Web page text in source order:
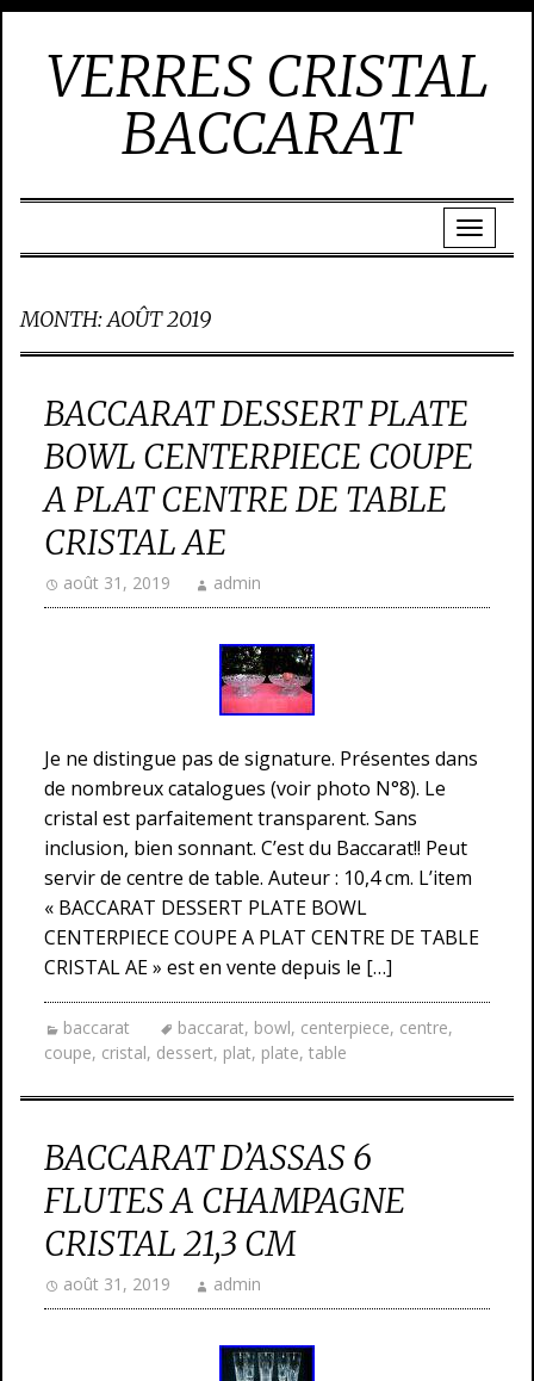
VERRES CRISTAL
BACCARAT
MONTH:AOÛT 2019
BACCARAT DESSERT PLATE
BOWL CENTERPIECE COUPE
A PLAT CENTRE DE TABLE
CRISTAL AE
août 31, 2019 admin
Je ne distingue pas de signature. Présentes dans
de nombreux catalogues (voir photo N°8). Le
cristal est parfaitement transparent. Sans
inclusion, bien sonnant. C’est du Baccarat!! Peut
servir de centre de table. Auteur : 10,4 cm. L’item
« BACCARAT DESSERT PLATE BOWL
CENTERPIECE COUPE A PLAT CENTRE DE TABLE
CRISTAL AE » est en vente depuis le […]
baccarat baccarat, bowl, centerpiece, centre,
coupe, cristal, dessert, plat, plate, table
BACCARAT D’ASSAS 6
FLUTES A CHAMPAGNE
CRISTAL 21,3 CM
août 31, 2019 admin